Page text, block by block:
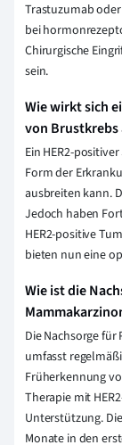
Trastuzumab
bei
Chirurgische
sein.
Wie wirkt sich
von Brustkrebs
Ein HER2-
Form der
ausbreiten kann.
Jedoch haben
HER2-positive
bieten nun eine
Wie ist die
Die Nachsorge
umfasst
Früherkennung
Therapie mit
Unterstützung.
Monate in den